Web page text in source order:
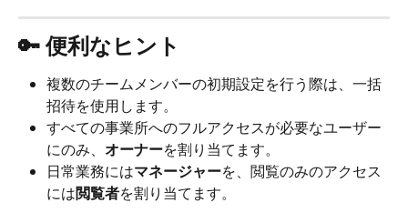
🔑 便利なヒント
複数のチームメンバーの初期設定を行う際は、一括
招待を使用します。
すべての事業所へのフルアクセスが必要なユーザー
にのみ、 オーナーを割り当てます。
日常業務にはマネージャーを、閲覧のみのアクセス
には閲覧者を割り当てます。